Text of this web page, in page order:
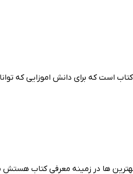
است که برای دانش اموزایی که
بهترین ها در زمینه معرفی کتاب